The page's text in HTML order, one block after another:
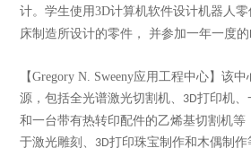
计。学生使用3D计算机软件设计机器人
床制造所设计的零件， 并参加一年一度的
【Gregory N. Sweeny应用工程中心】该
源，包括全光谱激光切割机、 3D打印机、
和一台带有热转印配件的乙烯基切割机等
于激光雕刻、 3D打印珠宝制作和木偶制